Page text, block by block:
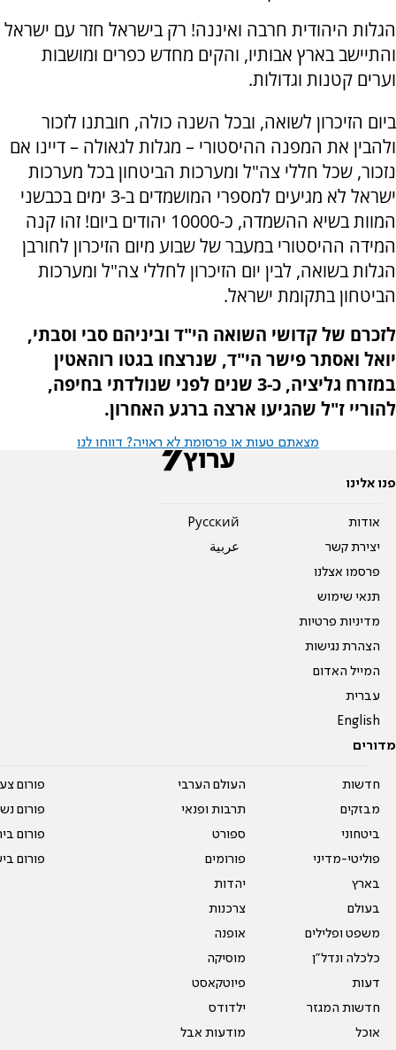
הגלות היהודית חרבה ואיננה! רק בישראל חזר עם ישראל
והתיישב בארץ אבותיו, והקים מחדש כפרים ומושבות
וערים קטנות וגדולות.
ביום הזיכרון לשואה, ובכל השנה כולה, חובתנו לזכור
ולהבין את המפנה ההיסטורי – מגלות לגאולה – דיינו אם
נזכור, שכל חללי צה"ל ומערכות הביטחון בכל מערכות
ישראל לא מגיעים למספרי המושמדים ב-3 ימים בכבשני
המוות בשיא ההשמדה, כ-10000 יהודים ביום! זהו קנה
המידה ההיסטורי במעבר של שבוע מיום הזיכרון לחורבן
הגלות בשואה, לבין יום הזיכרון לחללי צה"ל ומערכות
הביטחון בתקומת ישראל.
לזכרם של קדושי השואה הי"ד וביניהם סבי וסבתי,
יואל ואסתר פישר הי"ד, שנרצחו בגטו רוהאטין
במזרח גליציה, כ-3 שנים לפני שנולדתי בחיפה,
להוריי ז"ל שהגיעו ארצה ברגע האחרון.
מצאתם טעות או פרסומת לא ראויה? דווחו לנו
פנו אלינו
אודות
יצירת קשר
פרסמו אצלנו
תנאי שימוש
מדיניות פרטיות
הצהרת נגישות
המייל האדום
עברית
English
Pусский
عربية
מדורים
חדשות
מבזקים
ביטחוני
פוליטי-מדיני
בארץ
בעולם
משפט ופלילים
כלכלה ונדל"ן
דעות
חדשות המגזר
אוכל
העולם הערבי
תרבות ופנאי
ספורט
פורומים
יהדות
צרכנות
אופנה
מוסיקה
פיוטקאסט
ילדודס
מודעות אבל
פורום
פורום
פורום
פורום